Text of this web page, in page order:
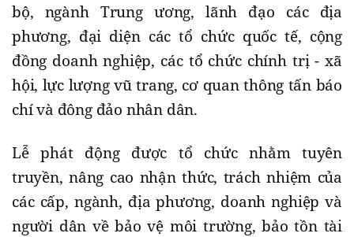
bộ, ngành Trung ương, lãnh đạo các địa
phương, đại diện các tổ chức quốc tế, cộng
đồng doanh nghiệp, các tổ chức chính trị - xã
hội, lực lượng vũ trang, cơ quan thông tấn báo
chí và đông đảo nhân dân.
Lễ phát động được tổ chức nhằm tuyên
truyền, nâng cao nhận thức, trách nhiệm của
các cấp, ngành, địa phương, doanh nghiệp và
người dân về bảo vệ môi trường, bảo tồn tài